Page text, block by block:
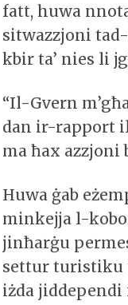
fatt, huwa
sitwazzjoni
kbir ta’ nies li
“Il-Gvern
dan ir-rapport
ma ħax
Huwa ġab
minkejja l-
jinħarġu
settur turistiku
iżda